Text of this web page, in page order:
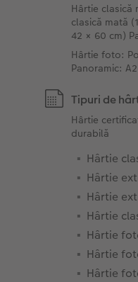
Hârtie clasică
clasică mată
42 × 60 cm)
Hârtie foto:
Panoramic:
Tipuri de
Hârtie
durabilă
Hârtie
Hârtie
Hârtie
Hârtie
Hârtie
Hârtie
Hârtie